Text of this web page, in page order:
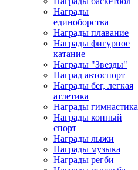
Награды
единоборства
Награды плавание
Награды фигурное
катание
Награды "Звезды"
Наград автоспорт
Награды бег, легкая
атлетика
Награды гимнастика
Награды конный
спорт
Награды лыжи
Награды музыка
Награды регби